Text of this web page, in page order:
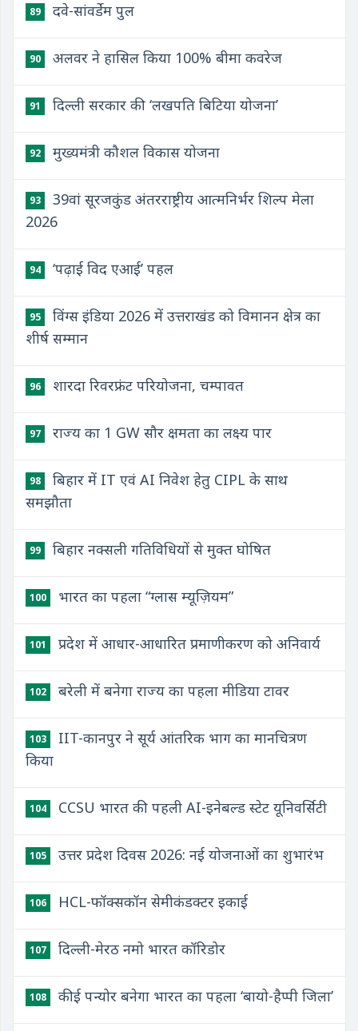
89 दवे-सांवर्डेम पुल
90 अलवर ने हासिल किया 100% बीमा कवरेज
91 दिल्ली सरकार की ‘लखपति बिटिया योजना’
92 मुख्यमंत्री कौशल विकास योजना
93
39वां सूरजकुंड अंतरराष्ट्रीय आत्मनिर्भर शिल्प मेला
2026
94 ‘पढ़ाई विद एआई’ पहल
95
विंग्स इंडिया 2026 में उत्तराखंड को विमानन क्षेत्र का
शीर्ष सम्मान
96 शारदा रिवरफ्रंट परियोजना, चम्पावत
97 राज्य का 1 GW सौर क्षमता का लक्ष्य पार
98
बिहार में IT एवं AI निवेश हेतु CIPL के साथ
समझौता
99 बिहार नक्सली गतिविधियों से मुक्त घोषित
100 भारत का पहला “ग्लास म्यूज़ियम”
101 प्रदेश में आधार-आधारित प्रमाणीकरण को अनिवार्य
102 बरेली में बनेगा राज्य का पहला मीडिया टावर
103
IIT-कानपुर ने सूर्य आंतरिक भाग का मानचित्रण
किया
104 CCSU भारत की पहली AI-इनेबल्ड स्टेट यूनिवर्सिटी
105 उत्तर प्रदेश दिवस 2026: नई योजनाओं का शुभारंभ
106 HCL-फॉक्सकॉन सेमीकंडक्टर इकाई
107 दिल्ली-मेरठ नमो भारत कॉरिडोर
108 कीई पन्योर बनेगा भारत का पहला ‘बायो-हैप्पी जिला’